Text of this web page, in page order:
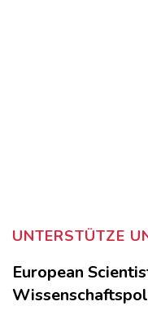
UNTERSTÜTZE
European